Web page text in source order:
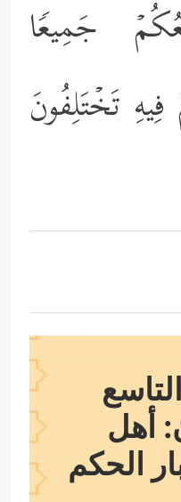
جَمِیعࣰا
تَخۡتَلِفُونَ
أهل
الحكم